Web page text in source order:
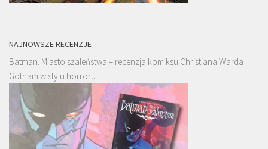
NAJNOWSZE RECENZJE
Batman. Miasto szaleństwa – recenzja komiksu Christiana Warda |
Gotham w stylu horroru